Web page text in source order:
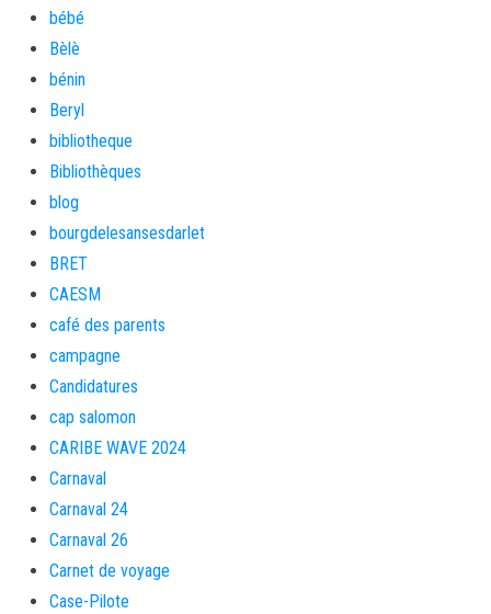
bébé
Bèlè
bénin
Beryl
bibliotheque
Bibliothèques
blog
bourgdelesansesdarlet
BRET
CAESM
café des parents
campagne
Candidatures
cap salomon
CARIBE WAVE 2024
Carnaval
Carnaval 24
Carnaval 26
Carnet de voyage
Case-Pilote